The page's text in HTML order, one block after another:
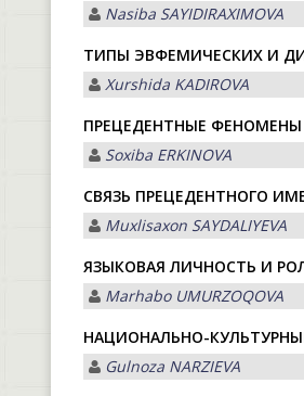
Nasiba SАYIDIRАXIMOVА
ТИПЫ ЭВФЕМИЧЕСКИХ И
Хurshidа KАDIRОVА
ПРЕЦЕДЕНТНЫЕ ФЕНОМЕНЫ
Soxiba ERKINOVA
СВЯЗЬ ПРЕЦЕДЕНТНОГО
Muxlisaxon SAYDALIYEVA
ЯЗЫКОВАЯ ЛИЧНОСТЬ И
Marhabo UMURZOQOVA
НАЦИОНАЛЬНО-
Gulnoza NARZIEVA